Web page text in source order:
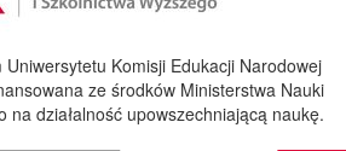
Komisji Edukacji Narodowej
ze środków Ministerstwa Nauki
na działalność upowszechniającą naukę.